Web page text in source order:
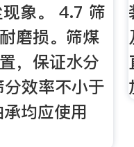
象。 4.7 筛
磨损。筛煤
，保证水分
效率不小于
均应使用